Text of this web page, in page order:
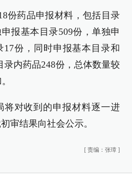
份药品申报材料，包括目录
报基本目录509份，单独申
17份，同时申报基本目录和
录内药品248份，总体数量较
将对收到的申报材料逐一进
审结果向社会公示。
[ 责编：张璋 ]